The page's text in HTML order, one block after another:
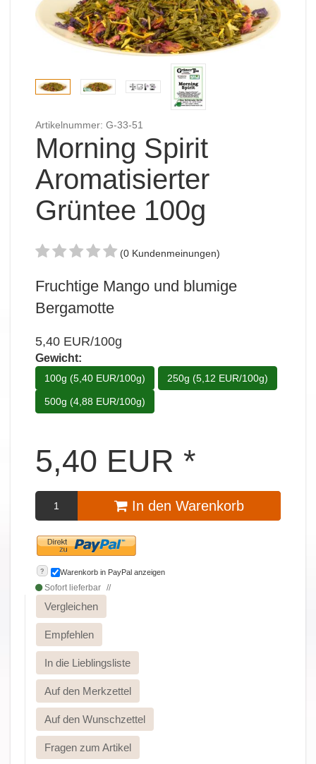
Artikelnummer: G-33-51
Morning Spirit
Aromatisierter
Grüntee 100g
(0 Kundenmeinungen)
Fruchtige Mango und blumige
Bergamotte
5,40 EUR/100g
Gewicht:
100g (5,40 EUR/100g) 250g (5,12 EUR/100g)
500g (4,88 EUR/100g)
5,40 EUR *
In den Warenkorb
? Warenkorb in PayPal anzeigen
Sofort lieferbar
Vergleichen
Empfehlen
In die Lieblingsliste
Auf den Merkzettel
Auf den Wunschzettel
Fragen zum Artikel